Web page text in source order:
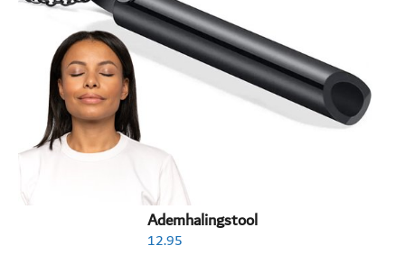
Ademhalingstool
12.95